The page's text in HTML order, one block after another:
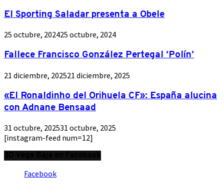
El Sporting Saladar presenta a Obele
25 octubre, 202425 octubre, 2024
Fallece Francisco González Pertegal ‘Polín’
21 diciembre, 202521 diciembre, 2025
«El Ronaldinho del Orihuela CF»: España alucina
con Adnane Bensaad
31 octubre, 202531 octubre, 2025
[instagram-feed num=12]
Facebook